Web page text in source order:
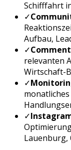
Schifffahrt
✓
Aufbau,
✓
relevanten
Wirtschaft-
✓
✓
Lauenburg,